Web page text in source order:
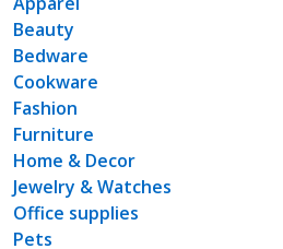
Beauty
Bedware
Cookware
Fashion
Furniture
Home & Decor
Jewelry & Watches
Office supplies
Pets